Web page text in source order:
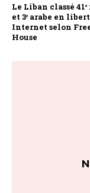
Le Liban classé
et 3ᵉ arabe en
Internet selon
House